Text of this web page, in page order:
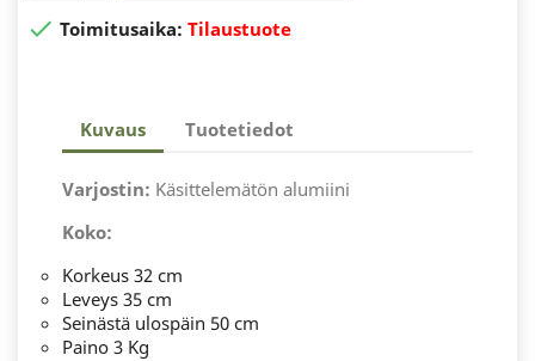
 Toimitusaika: Tilaustuote
Kuvaus Tuotetiedot
Varjostin: Käsittelemätön alumiini
Koko:
Korkeus 32 cm
Leveys 35 cm
Seinästä ulospäin 50 cm
Paino 3 Kg